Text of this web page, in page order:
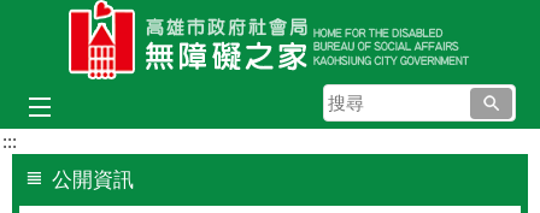
跳到主要內容區塊
搜
尋
:::
公開資訊